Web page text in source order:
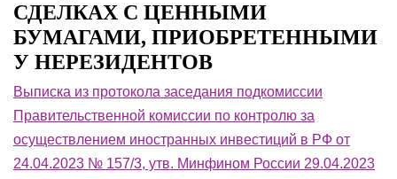
СДЕЛКАХ С ЦЕННЫМИ
БУМАГАМИ, ПРИОБРЕТЕННЫМИ
У НЕРЕЗИДЕНТОВ
Выписка из протокола заседания подкомиссии
Правительственной комиссии по контролю за
осуществлением иностранных инвестиций в РФ от
24.04.2023 № 157/3, утв. Минфином России 29.04.2023